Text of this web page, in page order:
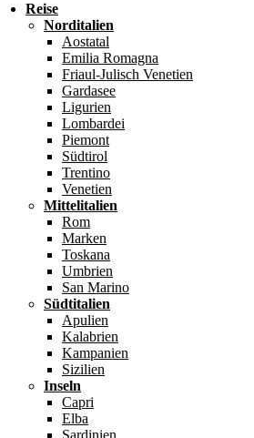
Reise
Norditalien
Aostatal
Emilia Romagna
Friaul-Julisch Venetien
Gardasee
Ligurien
Lombardei
Piemont
Südtirol
Trentino
Venetien
Mittelitalien
Rom
Marken
Toskana
Umbrien
San Marino
Südtitalien
Apulien
Kalabrien
Kampanien
Sizilien
Inseln
Capri
Elba
Sardinien